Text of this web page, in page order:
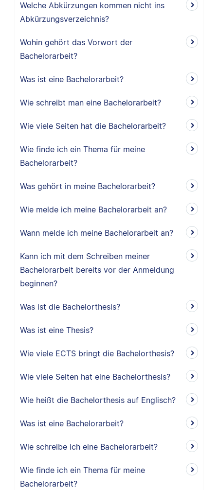
Welche Abkürzungen kommen nicht ins
Abkürzungsverzeichnis?
Wohin gehört das Vorwort der
Bachelorarbeit?
Was ist eine Bachelorarbeit?
Wie schreibt man eine Bachelorarbeit?
Wie viele Seiten hat die Bachelorarbeit?
Wie finde ich ein Thema für meine
Bachelorarbeit?
Was gehört in meine Bachelorarbeit?
Wie melde ich meine Bachelorarbeit an?
Wann melde ich meine Bachelorarbeit an?
Kann ich mit dem Schreiben meiner
Bachelorarbeit bereits vor der Anmeldung
beginnen?
Was ist die Bachelorthesis?
Was ist eine Thesis?
Wie viele ECTS bringt die Bachelorthesis?
Wie viele Seiten hat eine Bachelorthesis?
Wie heißt die Bachelorthesis auf Englisch?
Was ist eine Bachelorarbeit?
Wie schreibe ich eine Bachelorarbeit?
Wie finde ich ein Thema für meine
Bachelorarbeit?